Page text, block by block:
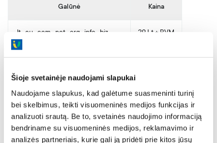
Šioje svetainėje naudojami slapukai
Naudojame slapukus, kad galėtume suasmeninti turinį
bei skelbimus, teikti visuomeninės medijos funkcijas ir
analizuoti srautą. Be to, svetainės naudojimo informaciją
bendriname su visuomeninės medijos, reklamavimo ir
analizės partneriais, kurie gali ją pridėti prie kitos jūsų
Pranešti apie pažeidimą
Skaidrumo ataskaita
Galūnė Kaina
.lt, .eu, .com, .net, .org, .info, .biz 29 Lt + PVM
.mobi, .name 59 Lt + PVM
.be, .cc, .cn, .de, .lv, .ru, .tv, .co.uk, .us
Tęsiame tradiciją neklaidinti klientų trumpalaikėmis akcijomis, tad
nurodytos kainos yra galutinės, be paslėptų mokesčių ir netikėtų